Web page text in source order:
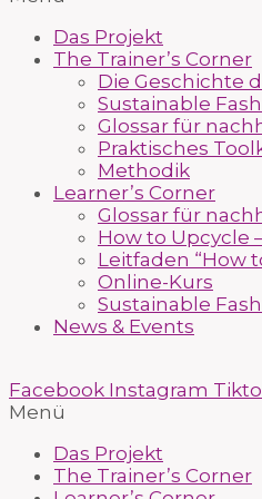
Das Projekt
The Trainer’s Corner
Die Geschichte
Sustainable
Glossar für
Praktisches
Methodik
Learner’s Corner
Glossar für
How to Upcycle
Leitfaden “How
Online-Kurs
Sustainable
News & Events
Facebook Instagram
Menü
Das Projekt
The Trainer’s Corner